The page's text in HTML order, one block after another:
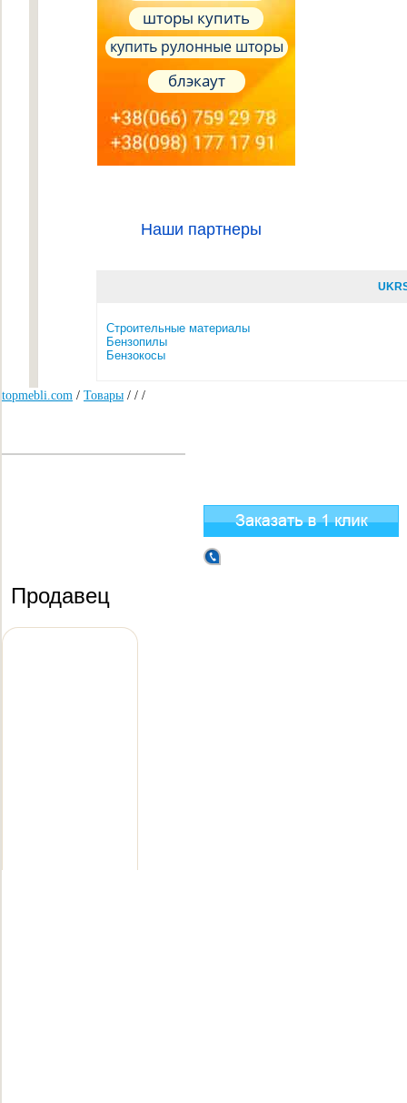
шторы купить
купить рулонные шторы
блэкаут
Наши партнеры
Строительные материалы
Бензопилы
Бензокосы
topmebli.com / Товары / / /
Продавец